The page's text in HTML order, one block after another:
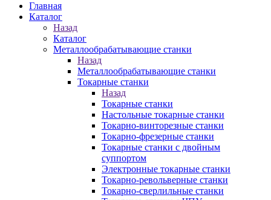
Главная
Каталог
Назад
Каталог
Металлообрабатывающие станки
Назад
Металлообрабатывающие станки
Токарные станки
Назад
Токарные станки
Настольные токарные станки
Токарно-винторезные станки
Токарно-фрезерные станки
Токарные станки с двойным
суппортом
Электронные токарные станки
Токарно-револьверные станки
Токарно-сверлильные станки